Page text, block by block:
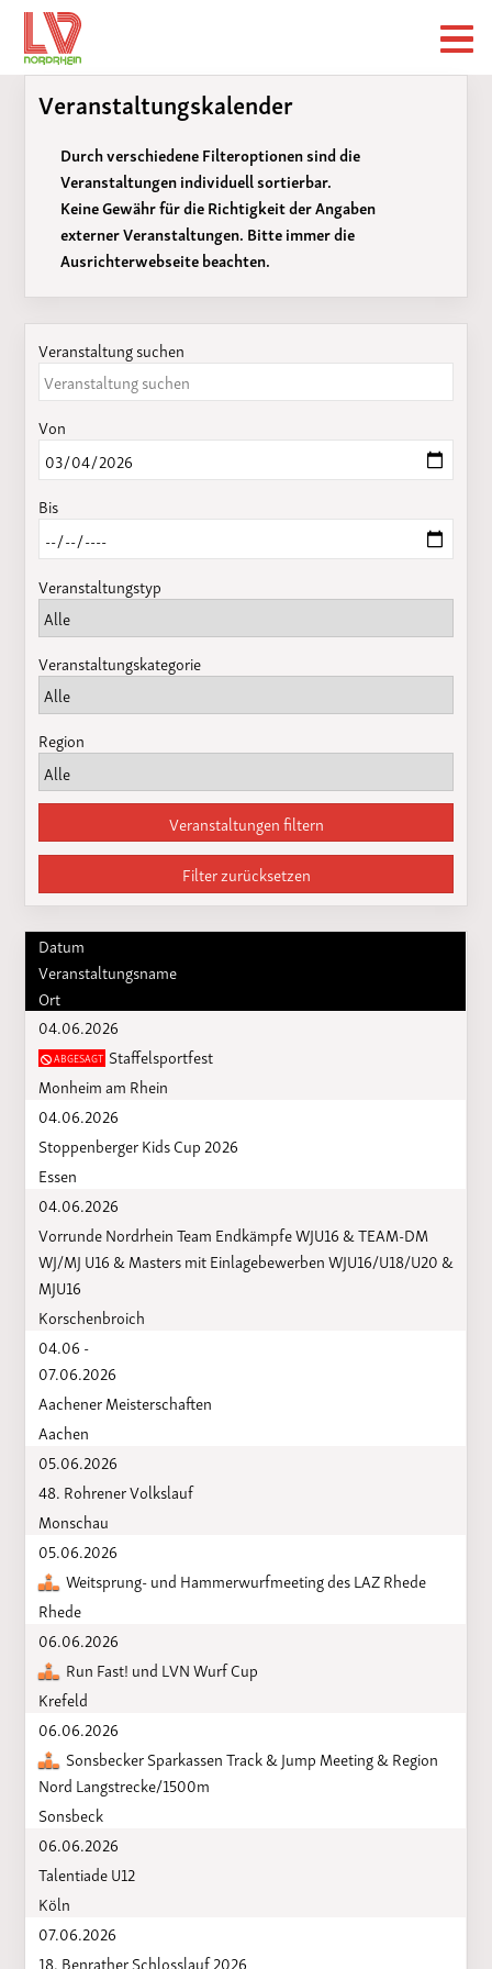
Veranstaltungskalender
Durch verschiedene Filteroptionen sind die
Veranstaltungen individuell sortierbar.
Keine Gewähr für die Richtigkeit der Angaben
externer Veranstaltungen. Bitte immer die
Ausrichterwebseite beachten.
Veranstaltung suchen
Von
Bis
Veranstaltungstyp
Veranstaltungskategorie
Region
Veranstaltungen filtern
Filter zurücksetzen
Datum
Veranstaltungsname
Ort
04.06.2026
ABGESAGTStaffelsportfest
Monheim am Rhein
04.06.2026
Stoppenberger Kids Cup 2026
Essen
04.06.2026
Vorrunde Nordrhein Team Endkämpfe WJU16 & TEAM-DM
WJ/MJ U16 & Masters mit Einlagebewerben WJU16/U18/U20 &
MJU16
Korschenbroich
04.06 -
07.06.2026
Aachener Meisterschaften
Aachen
05.06.2026
48. Rohrener Volkslauf
Monschau
05.06.2026
Weitsprung- und Hammerwurfmeeting des LAZ Rhede
Rhede
06.06.2026
Run Fast! und LVN Wurf Cup
Krefeld
06.06.2026
Sonsbecker Sparkassen Track & Jump Meeting & Region
Nord Langstrecke/1500m
Sonsbeck
06.06.2026
Talentiade U12
Köln
07.06.2026
18. Benrather Schlosslauf 2026